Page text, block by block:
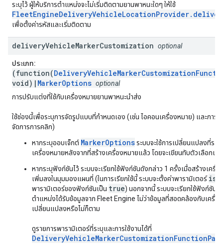
ระบุไว้ ผู้ให้บริการตำแหน่งจะไม่เริ่มติดตามยานพาหนะใดๆ ให้ใช้
เพื่อตั้งค่ารหัสและเริ่มติดตาม
deliveryVehicleMarkerCustomization optional
ประเภท:
(function(
void)| MarkerOptions optional
การปรับแต่งที่ใช้กับเครื่องหมายยานพาหนะนำส่ง
ใช้ช่องนี้เพื่อระบุการจัดรูปแบบที่กำหนดเอง (เช่น ไอคอนเครื่องหมาย) และการโ
จัดการการคลิก)
หากระบุออบเจ็กต์ MarkerOptionsระบบจะใช้การเปลี่ยนแปลงที่ระบุ
เครื่องหมายหลังจากที่สร้างเครื่องหมายแล้ว โดยจะเขียนทับตัวเลือกเริ่
หากระบุฟังก์ชันไว้ ระบบจะเรียกใช้ฟังก์ชันดังกล่าว 1 ครั้งเมื่อสร้างเครื่
เพิ่มลงในมุมมองแผนที่ (ในการเรียกใช้นี้ ระบบจะตั้งค่าพารามิเตอร์
พารามิเตอร์ของฟังก์ชันเป็น true) นอกจากนี้ ระบบจะเรียกใช้ฟังก์ชันนี้
ตำแหน่งได้รับข้อมูลจาก Fleet Engine ไม่ว่าข้อมูลที่สอดคล้องกับเครื่อ
เปลี่ยนแปลงหรือไม่ก็ตาม
ดูรายการพารามิเตอร์ที่ระบุและการใช้งานได้ที่